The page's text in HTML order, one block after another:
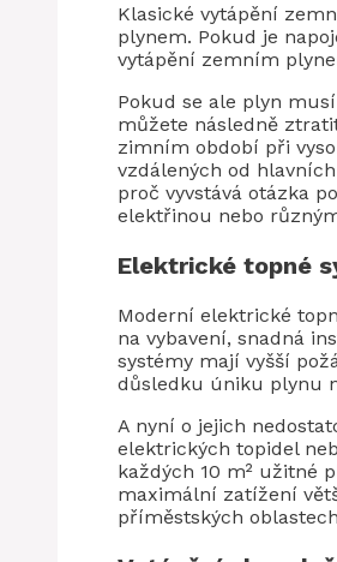
Klasické vytápění
plynem. Pokud je
vytápění zemním
Pokud se ale plyn
můžete následně
zimním období při
vzdálených od
proč vyvstává otázka
elektřinou nebo
Elektrické topné
Moderní elektrické
na vybavení, snadná
systémy mají vyšší
důsledku úniku plynu
A nyní o jejich
elektrických topidel
každých 10 m² užitné
maximální zatížení
příměstských